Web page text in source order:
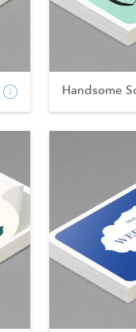
Handsome